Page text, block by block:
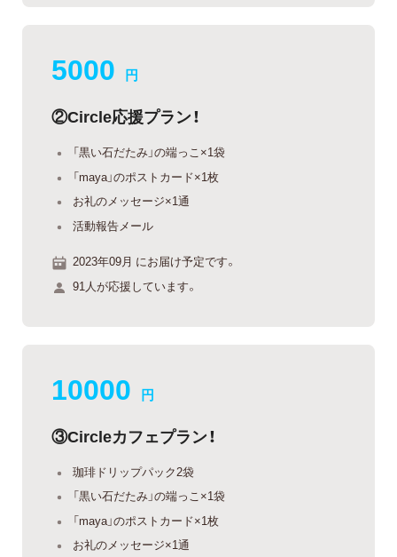
5000 円
②Circle応援プラン！
「黒い石だたみ」の端っこ×1袋
「maya」のポストカード×1枚
お礼のメッセージ×1通
活動報告メール
2023年09月 にお届け予定です。
91人が応援しています。
10000 円
③Circleカフェプラン！
珈琲ドリップパック2袋
「黒い石だたみ」の端っこ×1袋
「maya」のポストカード×1枚
お礼のメッセージ×1通